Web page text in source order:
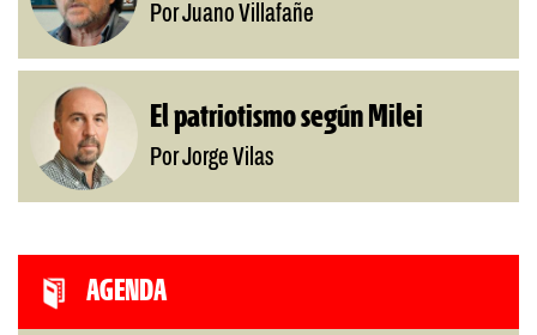
Por Juano Villafañe
El patriotismo según Milei
Por Jorge Vilas
AGENDA